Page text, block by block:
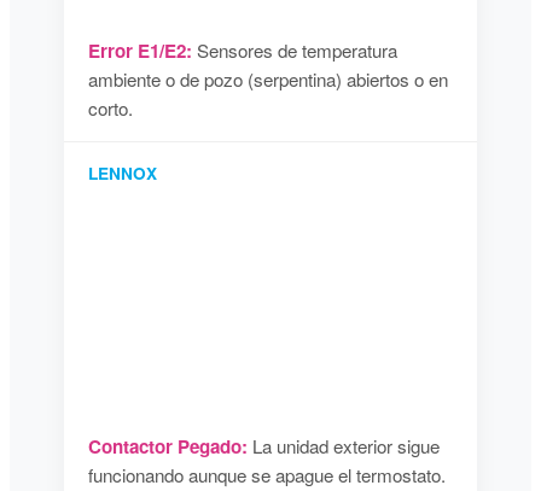
Error E1/E2: Sensores de temperatura
ambiente o de pozo (serpentina) abiertos o en
corto.
LENNOX
Contactor Pegado: La unidad exterior sigue
funcionando aunque se apague el termostato.